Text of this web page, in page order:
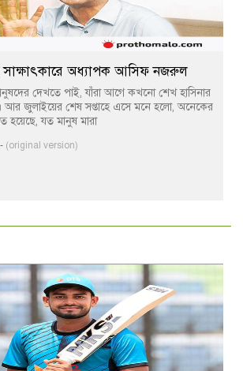
অধ্যাপক আসিফ নজরুল
দেখতে পাই, যাঁরা আগে কখনো শেখ হাসিনার
আর জুলাইয়ের শেষ সপ্তাহে এসে মনে হলো, অনেকের
হয়েছে, যত মানুষ মারা
- (original version)